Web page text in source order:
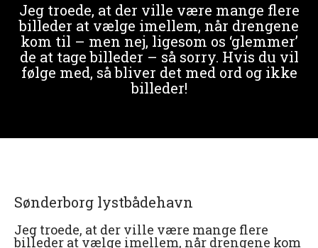
Jeg troede, at der ville være mange flere
billeder at vælge imellem, når drengene
kom til – men nej, ligesom os ‘glemmer’
de at tage billeder – så sorry. Hvis du vil
følge med, så bliver det med ord og ikke
billeder!
Sønderborg lystbådehavn
Jeg troede, at der ville være mange flere
billeder at vælge imellem, når drengene kom